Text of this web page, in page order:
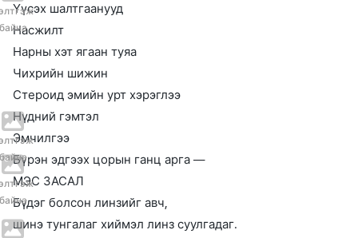
Үүсэх шалтгаанууд
Насжилт
Нарны хэт ягаан туяа
Чихрийн шижин
Стероид эмийн урт хэрэглээ
Нүдний гэмтэл
Эмчилгээ
Бүрэн эдгээх цорын ганц арга —
МЭС ЗАСАЛ
Бүдэг болсон линзийг авч,
шинэ тунгалаг хиймэл линз суулгадаг.